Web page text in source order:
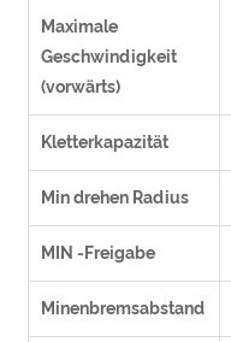
Maximale
Geschwindigkeit
(vorwärts)
Kletterkapazität
Min drehen Radius
MIN -Freigabe
Minenbremsabstand